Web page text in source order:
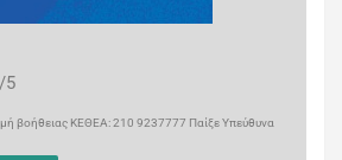
5
βοήθειας ΚΕΘΕΑ: 210 9237777 Παίξε Υπεύθυνα